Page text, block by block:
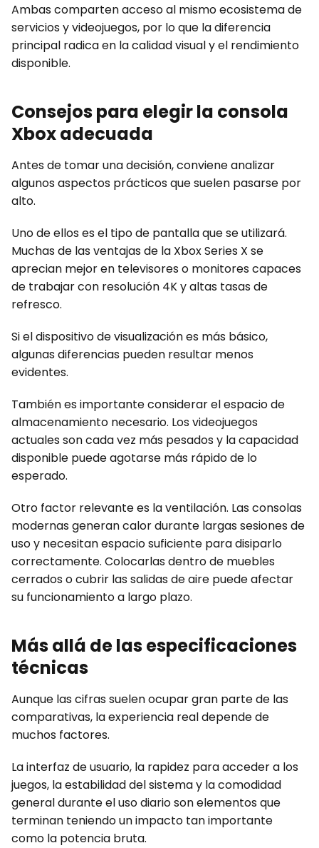
Ambas comparten acceso al mismo ecosistema de
servicios y videojuegos, por lo que la diferencia
principal radica en la calidad visual y el rendimiento
disponible.
Consejos para elegir la consola
Xbox adecuada
Antes de tomar una decisión, conviene analizar
algunos aspectos prácticos que suelen pasarse por
alto.
Uno de ellos es el tipo de pantalla que se utilizará.
Muchas de las ventajas de la Xbox Series X se
aprecian mejor en televisores o monitores capaces
de trabajar con resolución 4K y altas tasas de
refresco.
Si el dispositivo de visualización es más básico,
algunas diferencias pueden resultar menos
evidentes.
También es importante considerar el espacio de
almacenamiento necesario. Los videojuegos
actuales son cada vez más pesados y la capacidad
disponible puede agotarse más rápido de lo
esperado.
Otro factor relevante es la ventilación. Las consolas
modernas generan calor durante largas sesiones de
uso y necesitan espacio suficiente para disiparlo
correctamente. Colocarlas dentro de muebles
cerrados o cubrir las salidas de aire puede afectar
su funcionamiento a largo plazo.
Más allá de las especificaciones
técnicas
Aunque las cifras suelen ocupar gran parte de las
comparativas, la experiencia real depende de
muchos factores.
La interfaz de usuario, la rapidez para acceder a los
juegos, la estabilidad del sistema y la comodidad
general durante el uso diario son elementos que
terminan teniendo un impacto tan importante
como la potencia bruta.